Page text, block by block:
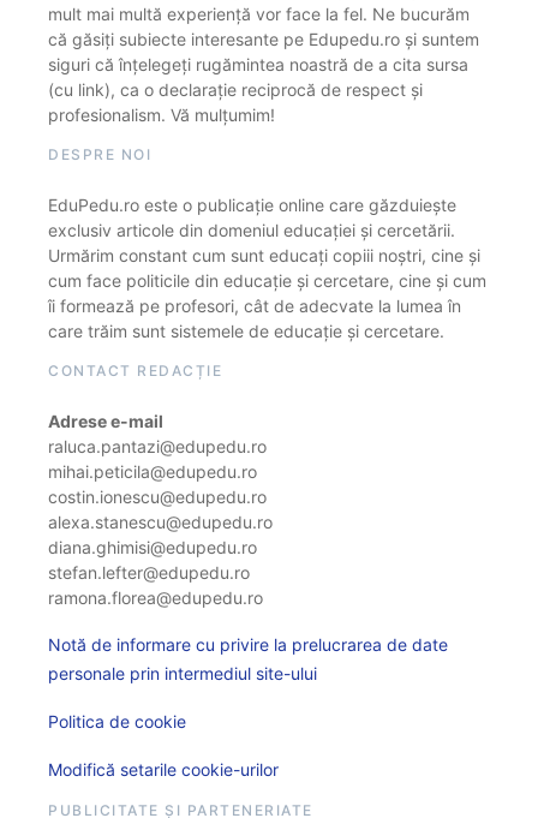
mult mai multă experiență vor face la fel. Ne bucurăm
că găsiți subiecte interesante pe Edupedu.ro și suntem
siguri că înțelegeți rugămintea noastră de a cita sursa
(cu link), ca o declarație reciprocă de respect și
profesionalism. Vă mulțumim!
DESPRE NOI
EduPedu.ro este o publicație online care găzduiește
exclusiv articole din domeniul educației și cercetării.
Urmărim constant cum sunt educați copiii noștri, cine și
cum face politicile din educație și cercetare, cine și cum
îi formează pe profesori, cât de adecvate la lumea în
care trăim sunt sistemele de educație și cercetare.
CONTACT REDACȚIE
Adrese e-mail
raluca.pantazi@edupedu.ro
mihai.peticila@edupedu.ro
costin.ionescu@edupedu.ro
alexa.stanescu@edupedu.ro
diana.ghimisi@edupedu.ro
stefan.lefter@edupedu.ro
ramona.florea@edupedu.ro
Notă de informare cu privire la prelucrarea de date
personale prin intermediul site-ului
Politica de cookie
Modifică setarile cookie-urilor
PUBLICITATE ȘI PARTENERIATE